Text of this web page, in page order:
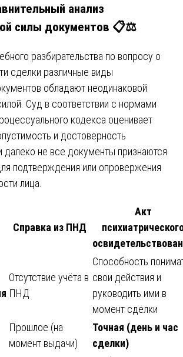
анализ
силы документов 📋⚖️
разбирательства по вопросу о
сделки различные виды
обладают неодинаковой
Суд в соответствии с нормами
кодекса оценивает
и достоверность
далеко не все документы признаются
подтверждения или опровержения
лица.
Справка из ПНД
Акт
Отсутствие учёта в
ПНД
Способность
свои действия и
руководить ими в
момент сделки
Прошлое (на
момент выдачи)
Точная (день и час
сделки)